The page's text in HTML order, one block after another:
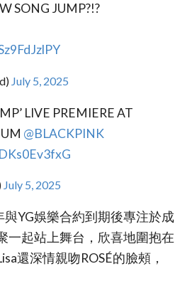
SONG JUMP?!?
July 5, 2025
LIVE PREMIERE AT
@BLACKPINK
July 5, 2025
與YG娛樂合約到期後專注於成
一起站上舞台，欣喜地圍抱在
還深情親吻ROSÉ的臉頰，